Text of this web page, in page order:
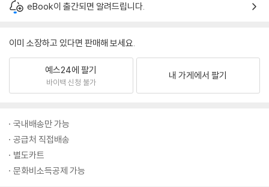
eBook이 출간되면 알려드립니다.
이미 소장하고 있다면 판매해 보세요.
예스24에 팔기
바이백 신청 불가
내 가게에서 팔기
국내배송만 가능
공급처 직접배송
별도카트
문화비소득공제 가능